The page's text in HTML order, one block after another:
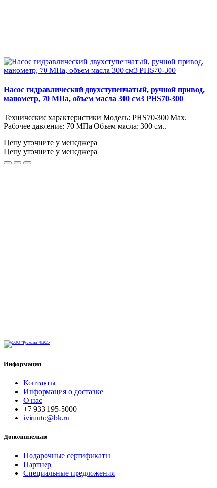
Насос гидравлический двухступенчатый, ручной привод,
манометр, 70 МПа, объем масла 300 см3 PHS70-300
Технические характеристики Модель: PHS70-300 Max.
Рабочее давление: 70 МПа Объем масла: 300 см..
Цену уточните у менеджера
Цену уточните у менеджера
Информация
Контакты
Информация о доставке
О нас
+7 933 195-5000
ivirauto@bk.ru
Дополнительно
Подарочные сертификаты
Партнер
Специальные предложения